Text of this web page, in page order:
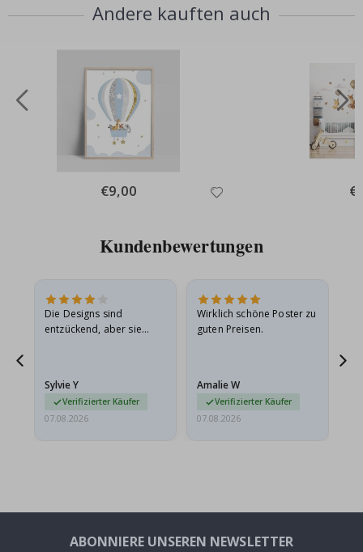
Andere kauften auch
Special
Price
€9,00
Kundenbewertungen
Die Designs sind
entzückend, aber sie
sie…
Sylvie Y
Verifizierter Käufer
07.08.2026
Wirklich schöne Poster zu
guten Preisen.
Amalie W
Verifizierter Käufer
07.08.2026
ABONNIERE UNSEREN NEWSLETTER